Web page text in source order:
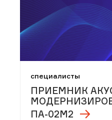
специалисты
ПРИЕМНИК
ПА-02М2